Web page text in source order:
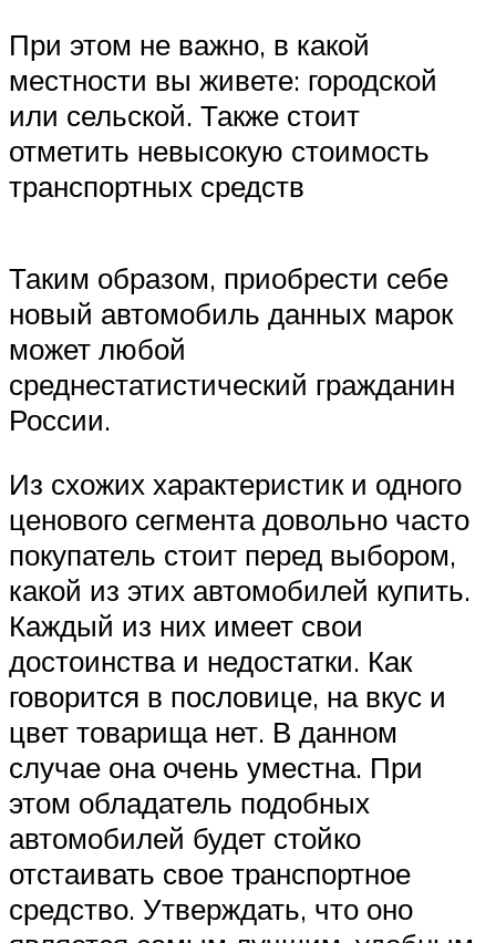
При этом не важно, в какой
местности вы живете: городской
или сельской. Также стоит
отметить невысокую стоимость
транспортных средств
Таким образом, приобрести себе
новый автомобиль данных марок
может любой
среднестатистический гражданин
России.
Из схожих характеристик и одного
ценового сегмента довольно часто
покупатель стоит перед выбором,
какой из этих автомобилей купить.
Каждый из них имеет свои
достоинства и недостатки. Как
говорится в пословице, на вкус и
цвет товарища нет. В данном
случае она очень уместна. При
этом обладатель подобных
автомобилей будет стойко
отстаивать свое транспортное
средство. Утверждать, что оно